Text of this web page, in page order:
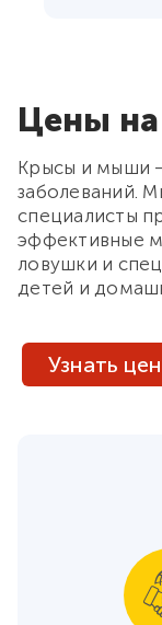
Цены на
Крысы и мыши
заболеваний.
специалисты
эффективные
ловушки и
детей и
Узнать